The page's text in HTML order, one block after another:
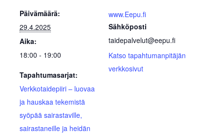
Päivämäärä:
29.4.2025
Aika:
18:00 - 19:00
Tapahtumasarjat:
Verkkotaidepiiri – luovaa
ja hauskaa tekemistä
syöpää sairastaville,
sairastaneille ja heidän
www.Eepu.fi
Sähköposti
taidepalvelut@eepu.fi
Katso tapahtumanpitäjän
verkkosivut